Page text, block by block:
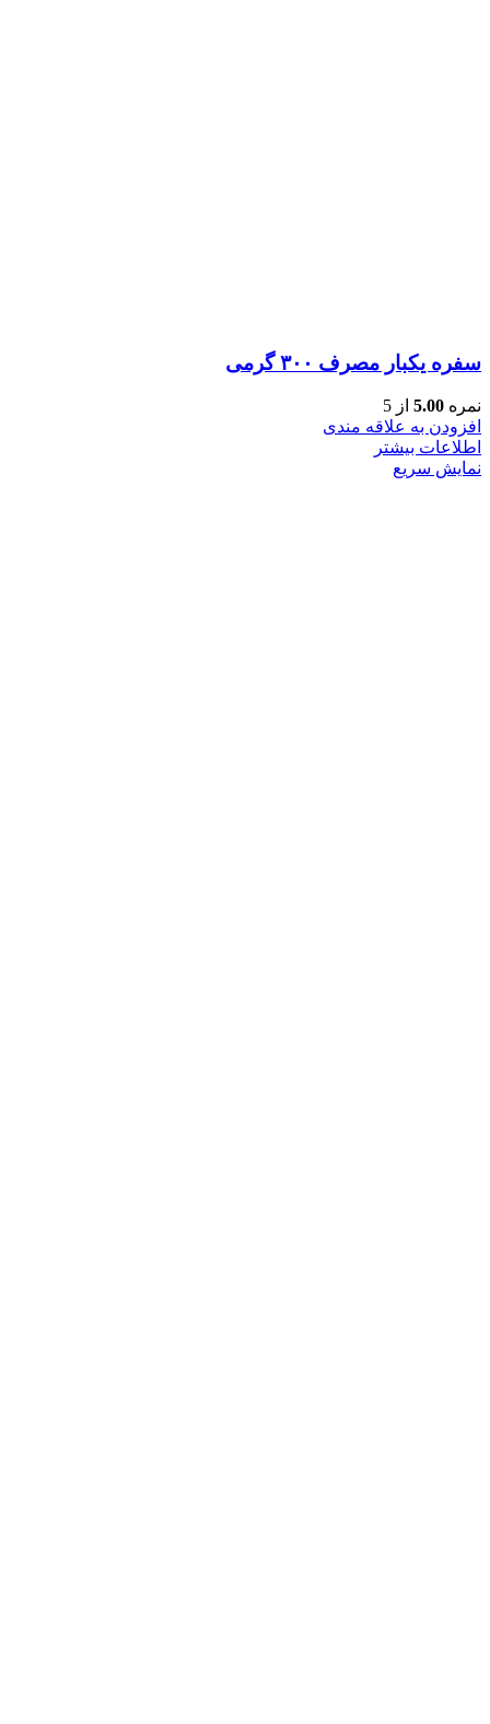
سفره یکبار مصرف ۳۰۰ گرمی
نمره 5.00 از 5
افزودن به علاقه مندی
اطلاعات بیشتر
نمایش سریع